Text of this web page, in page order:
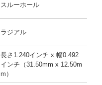
スルーホール
ラジアル
長さ1.240インチ x 幅0.492
インチ（31.50mm x 12.50m
m）